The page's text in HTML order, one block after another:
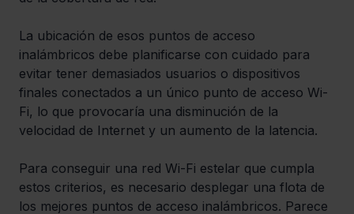
La ubicación de esos puntos de acceso
inalámbricos debe planificarse con cuidado para
evitar tener demasiados usuarios o dispositivos
finales conectados a un único punto de acceso Wi-
Fi, lo que provocaría una disminución de la
velocidad de Internet y un aumento de la latencia.
Para conseguir una red Wi-Fi estelar que cumpla
estos criterios, es necesario desplegar una flota de
los mejores puntos de acceso inalámbricos. Parece